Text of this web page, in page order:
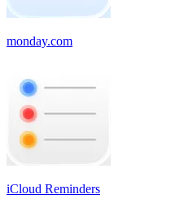
monday.com
iCloud Reminders